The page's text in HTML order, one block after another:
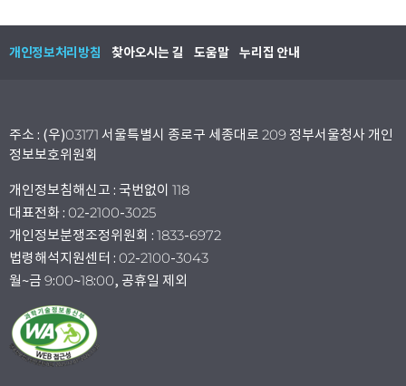
개인정보처리방침 찾아오시는 길 도움말 누리집 안내
주소 : (우)03171 서울특별시 종로구 세종대로 209 정부서울청사 개인
정보보호위원회
개인정보침해신고 : 국번없이 118
대표전화 : 02-2100-3025
개인정보분쟁조정위원회 : 1833-6972
법령해석지원센터 : 02-2100-3043
월~금 9:00~18:00, 공휴일 제외